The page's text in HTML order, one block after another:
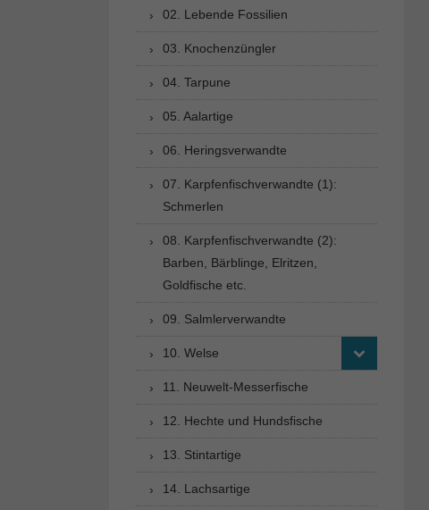
02. Lebende Fossilien
03. Knochenzüngler
04. Tarpune
05. Aalartige
06. Heringsverwandte
07. Karpfenfischverwandte (1):
Schmerlen
08. Karpfenfischverwandte (2):
Barben, Bärblinge, Elritzen,
Goldfische etc.
09. Salmlerverwandte
10. Welse
11. Neuwelt-Messerfische
12. Hechte und Hundsfische
13. Stintartige
14. Lachsartige